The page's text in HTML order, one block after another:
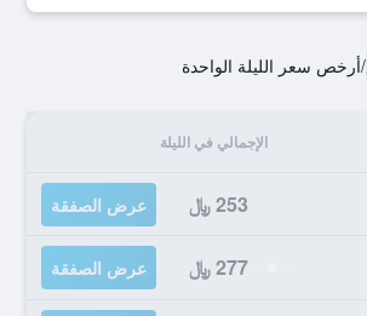
/أرخص سعر الليلة الواحدة
الإجمالي في الليلة
253 ﷼ عرض الصفقة
277 ﷼ عرض الصفقة